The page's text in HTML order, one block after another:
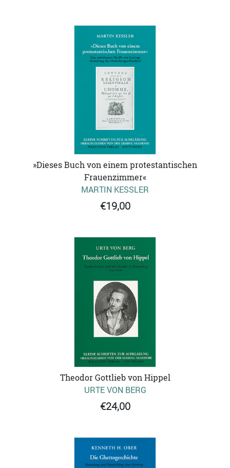
»Dieses Buch von einem protestantischen
Frauenzimmer«
MARTIN KESSLER
€19,00
Theodor Gottlieb von Hippel
URTE VON BERG
€24,00